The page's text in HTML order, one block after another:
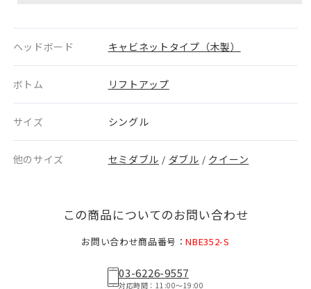
ヘッドボード キャビネットタイプ（木製）
ボトム リフトアップ
サイズ シングル
他のサイズ セミダブル / ダブル / クイーン
この商品についてのお問い合わせ
お問い合わせ商品番号：NBE352-S
03-6226-9557
対応時間：11:00〜19:00